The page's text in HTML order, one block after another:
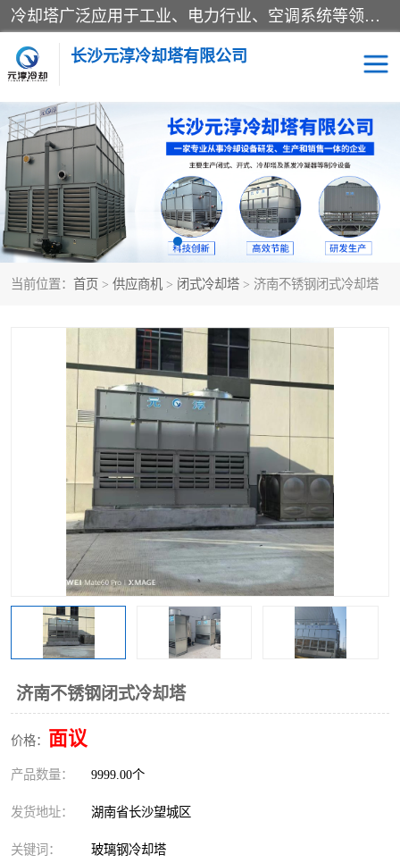
冷却塔广泛应用于工业、电力行业、空调系统等领域。在电力行业中，用于冷却发电机组的循环水；在工业生产中，如化工、冶金等行业，可降低生产过程中产生的热量；在空调系统中，为空调设备提供冷却水源
长沙元淳冷却塔有限公司
当前位置： 首页 > 供应商机 > 闭式冷却塔 > 济南不锈钢闭式冷却塔
济南不锈钢闭式冷却塔
价格： 面议
产品数量： 9999.00个
发货地址： 湖南省长沙望城区
关键词： 玻璃钢冷却塔
方形开式冷却塔 圆形冷却塔
闭式冷却塔 水箱
电控箱 水泵
板式换热器